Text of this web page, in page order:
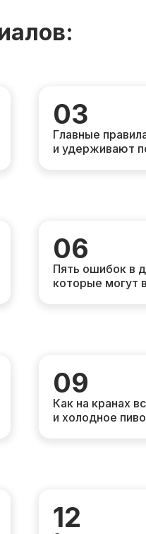
12
09
Как на кранах
и холодное пиво
06
Пять ошибок в
которые могут
03
Главные
и удерживают